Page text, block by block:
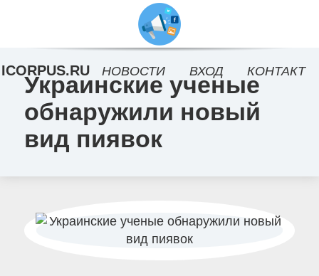
Украинские ученые
обнаружили новый
вид пиявок
ICORPUS.RU НОВОСТИ ВХОД КОНТАКТ